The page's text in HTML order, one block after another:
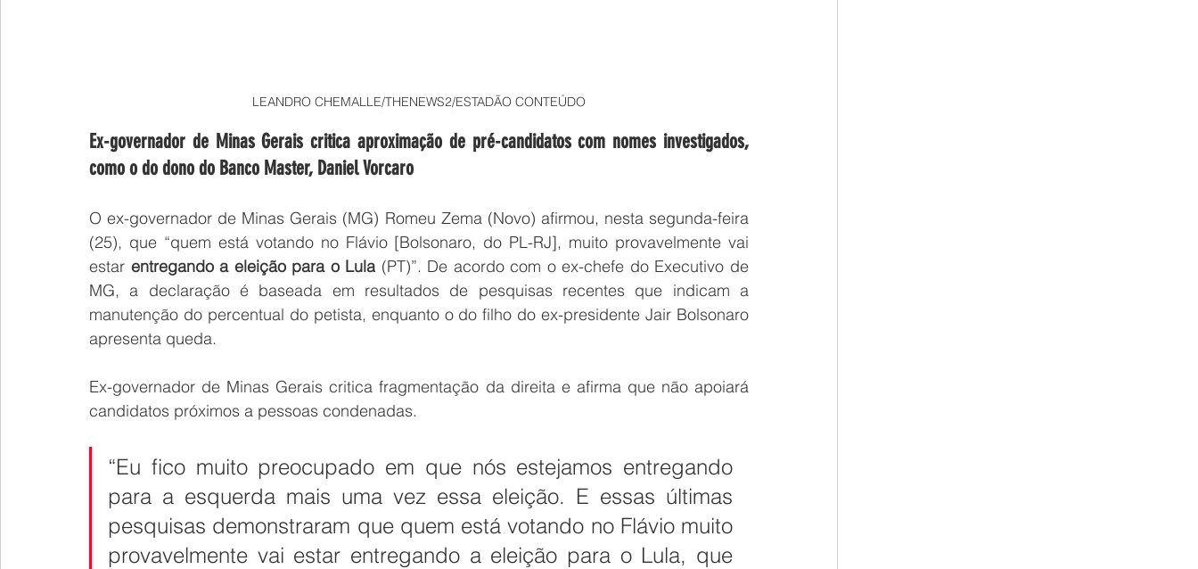
LEANDRO CHEMALLE/THENEWS2/ESTADÃO CONTEÚDO
Ex-governador de Minas Gerais critica aproximação de pré-candidatos com nomes investigados,
como o do dono do Banco Master, Daniel Vorcaro
O ex-governador de Minas Gerais (MG) Romeu Zema (Novo) afirmou, nesta segunda-feira
(25), que “quem está votando no Flávio [Bolsonaro, do PL-RJ], muito provavelmente vai
estar entregando a eleição para o Lula (PT)”. De acordo com o ex-chefe do Executivo de
MG, a declaração é baseada em resultados de pesquisas recentes que indicam a
manutenção do percentual do petista, enquanto o do filho do ex-presidente Jair Bolsonaro
apresenta queda.
Ex-governador de Minas Gerais critica fragmentação da direita e afirma que não apoiará
candidatos próximos a pessoas condenadas.
“Eu fico muito preocupado em que nós estejamos entregando
para a esquerda mais uma vez essa eleição. E essas últimas
pesquisas demonstraram que quem está votando no Flávio muito
provavelmente vai estar entregando a eleição para o Lula, que